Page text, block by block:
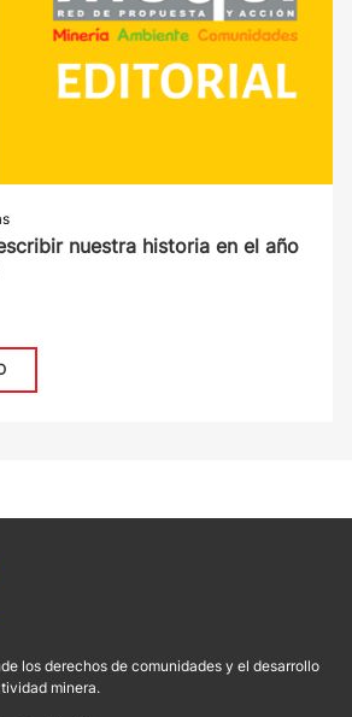
nuestra historia en el año
los derechos de comunidades y el desarrollo
minera.